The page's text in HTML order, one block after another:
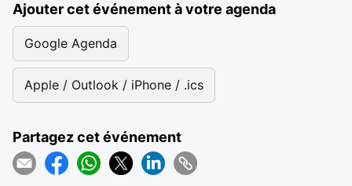
Ajouter cet événement à votre agenda
Google Agenda
Apple / Outlook / iPhone / .ics
Partagez cet événement